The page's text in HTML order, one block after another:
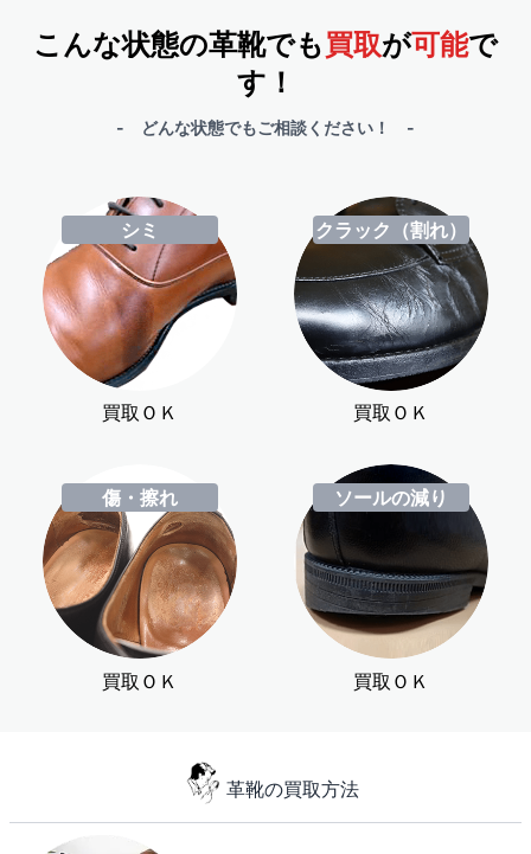
こんな状態の革靴でも買取が可能で
す！
- どんな状態でもご相談ください！ -
シミ
買取ＯＫ
クラック（割れ）
買取ＯＫ
傷・擦れ
買取ＯＫ
ソールの減り
買取ＯＫ
革靴の買取方法